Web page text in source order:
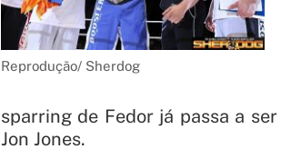
Reprodução/ Sherdog
sparring de Fedor já passa a
Jon Jones.